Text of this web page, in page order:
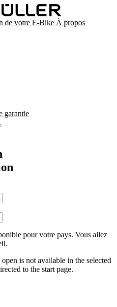
de votre E-Bike À propos
garantie
pour votre pays. Vous allez
is not available in the selected
to the start page.